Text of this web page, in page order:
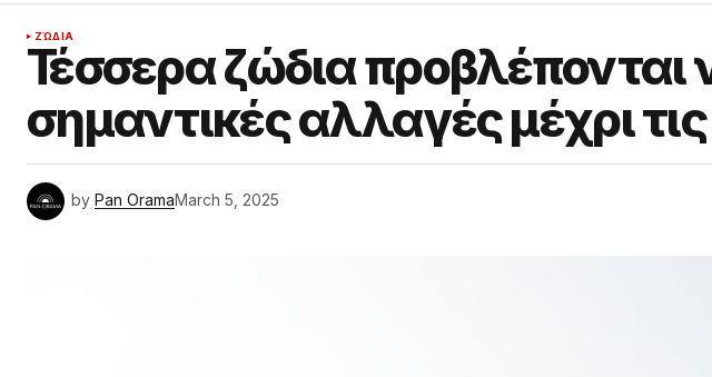
ΖΏΔΙΑ
Τέσσερα ζώδια προβλέπονται
σημαντικές αλλαγές μέχρι
by Pan OramaMarch 5, 2025